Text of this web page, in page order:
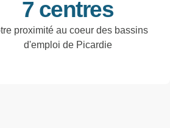
7 centres
proximité au coeur des bassins
d'emploi de Picardie